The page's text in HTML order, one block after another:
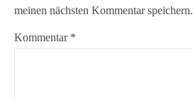
meinen nächsten Kommentar speichern.
Kommentar *